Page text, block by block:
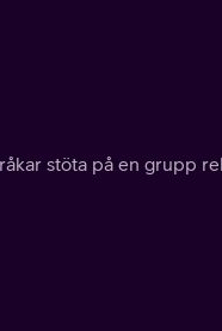
stöta på en grupp